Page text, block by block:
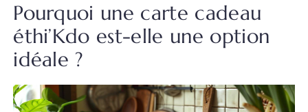
Pourquoi une carte cadeau
éthi’Kdo est-elle une option
idéale ?